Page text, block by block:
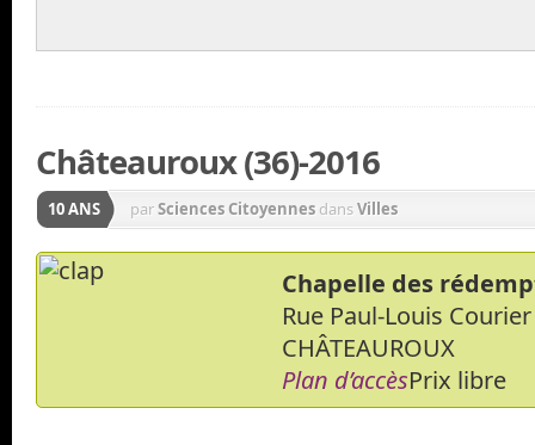
Châteauroux (36)-2016
10 ANS parSciences Citoyennes dansVilles
Chapelle des
Rue Paul-Louis
CHÂTEAUROUX
Plan d’accèsPrix libre